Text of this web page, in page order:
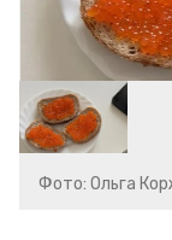
Фото: Ольга